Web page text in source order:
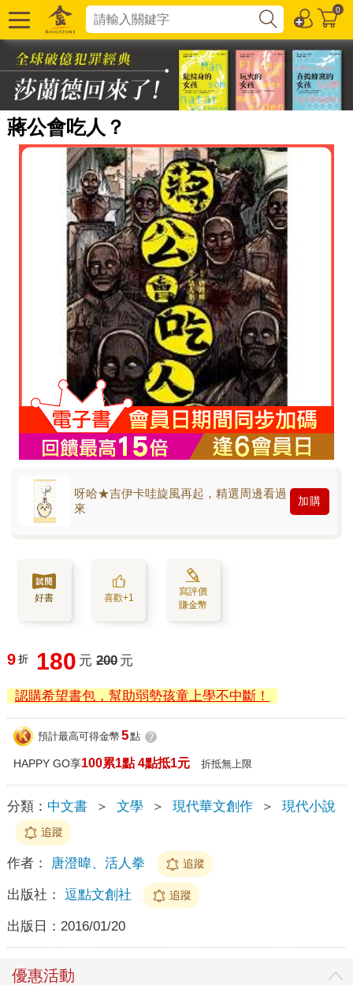
0
蔣公會吃人？
呀哈★吉伊卡哇旋風再起，精選周邊看過
來
加購
好書 喜歡+1
寫評價
賺金幣
9 折 180 元 200 元
認購希望書包，幫助弱勢孩童上學不中斷！
預計最高可得金幣 5點 ?
HAPPY GO享100累1點 4點抵1元 折抵無上限
分類： 中文書 ＞ 文學 ＞ 現代華文創作 ＞ 現代小說
追蹤
作者： 唐澄暐、活人拳 追蹤
出版社： 逗點文創社 追蹤
出版日： 2016/01/20
優惠活動